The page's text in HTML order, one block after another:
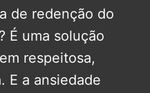
de redenção do
É uma solução
respeitosa,
E a ansiedade